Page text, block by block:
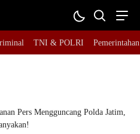
TNI & POLRI Pemerintahan
Pers Mengguncang Polda Jatim,